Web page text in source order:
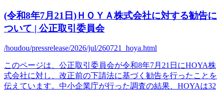
(令和8年7月21日)ＨＯＹＡ株式会社に対する勧告に
ついて | 公正取引委員会
/houdou/pressrelease/2026/jul/260721_hoya.html
このページは、公正取引委員会が令和8年7月21日にHOYA株
式会社に対し、改正前の下請法に基づく勧告を行ったことを
伝えています。中小企業庁が行った調査の結果、HOYAは32